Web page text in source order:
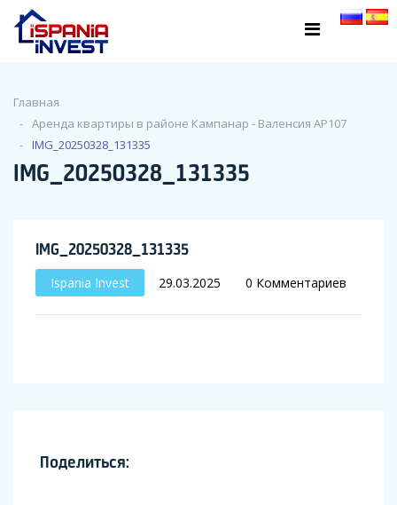
Главная
Аренда квартиры в районе Кампанар - Валенсия АР107
IMG_20250328_131335
IMG_20250328_131335
IMG_20250328_131335
Ispania Invest 29.03.2025 0 Комментариев
Поделиться: